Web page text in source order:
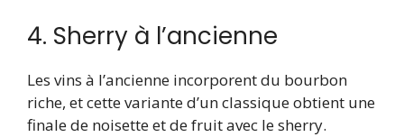
4. Sherry à l’ancienne
Les vins à l’ancienne incorporent du bourbon
riche, et cette variante d’un classique obtient une
finale de noisette et de fruit avec le sherry.